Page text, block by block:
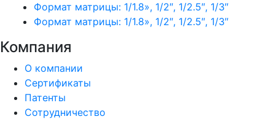
Формат матрицы: 1/1.8», 1/2″, 1/2.5″, 1/3″
Формат матрицы: 1/1.8», 1/2″, 1/2.5″, 1/3″
Компания
О компании
Сертификаты
Патенты
Сотрудничество